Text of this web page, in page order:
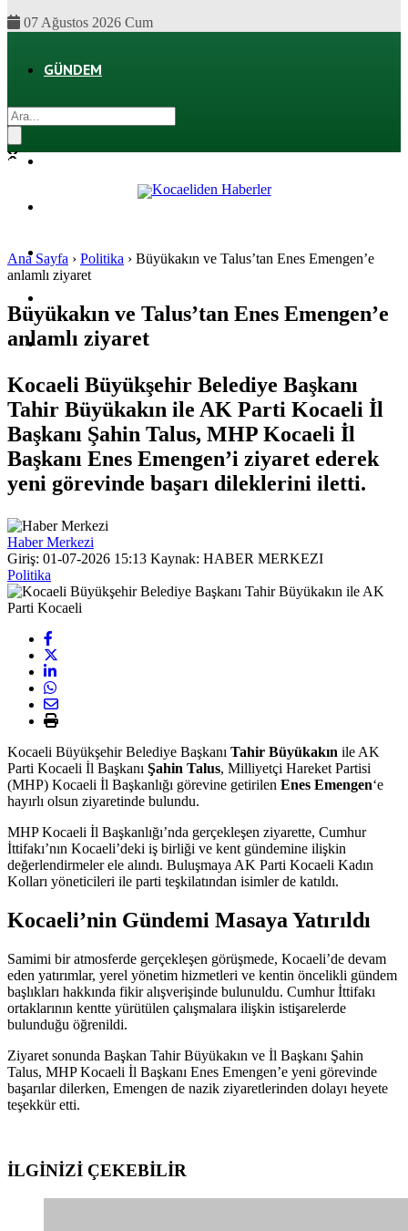
07 Ağustos 2026 Cum
GÜNDEM
SPOR
SAĞLIK
Ana Sayfa › Politika › Büyükakın ve Talus’tan Enes Emengen’e
anlamlı ziyaret
Büyükakın ve Talus’tan Enes Emengen’e
anlamlı ziyaret
Kocaeli Büyükşehir Belediye Başkanı
Tahir Büyükakın ile AK Parti Kocaeli İl
Başkanı Şahin Talus, MHP Kocaeli İl
Başkanı Enes Emengen’i ziyaret ederek
yeni görevinde başarı dileklerini iletti.
Haber Merkezi
Giriş: 01-07-2026 15:13 Kaynak: HABER MERKEZI
Politika
Kocaeli Büyükşehir Belediye Başkanı Tahir Büyükakın ile AK
Parti Kocaeli İl Başkanı Şahin Talus, Milliyetçi Hareket Partisi
(MHP) Kocaeli İl Başkanlığı görevine getirilen Enes Emengen‘e
hayırlı olsun ziyaretinde bulundu.
MHP Kocaeli İl Başkanlığı’nda gerçekleşen ziyarette, Cumhur
İttifakı’nın Kocaeli’deki iş birliği ve kent gündemine ilişkin
değerlendirmeler ele alındı. Buluşmaya AK Parti Kocaeli Kadın
Kolları yöneticileri ile parti teşkilatından isimler de katıldı.
Kocaeli’nin Gündemi Masaya Yatırıldı
Samimi bir atmosferde gerçekleşen görüşmede, Kocaeli’de devam
eden yatırımlar, yerel yönetim hizmetleri ve kentin öncelikli gündem
başlıkları hakkında fikir alışverişinde bulunuldu. Cumhur İttifakı
ortaklarının kentte yürütülen çalışmalara ilişkin istişarelerde
bulunduğu öğrenildi.
Ziyaret sonunda Başkan Tahir Büyükakın ve İl Başkanı Şahin
Talus, MHP Kocaeli İl Başkanı Enes Emengen’e yeni görevinde
başarılar dilerken, Emengen de nazik ziyaretlerinden dolayı heyete
teşekkür etti.
İLGİNİZİ ÇEKEBİLİR